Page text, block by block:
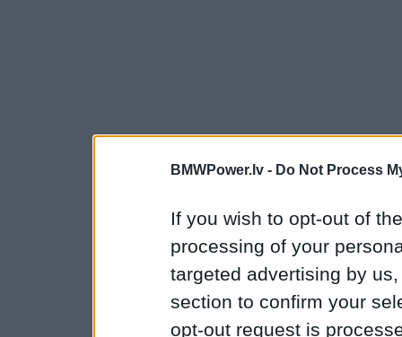
BMWPower.lv - Do Not Process
If you wish to opt-out of
processing of your
targeted advertising by
section to confirm your
opt-out request is